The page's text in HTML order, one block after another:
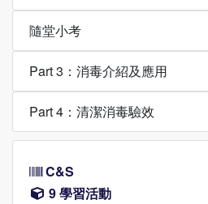
隨堂小考
Part 3：消毒介紹及應用
Part 4：清潔消毒驗效
C&S
9 學習活動